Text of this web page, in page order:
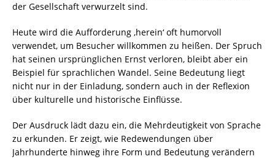
der Gesellschaft verwurzelt sind.
Heute wird die Aufforderung ‚herein‘ oft humorvoll
verwendet, um Besucher willkommen zu heißen. Der Spruch
hat seinen ursprünglichen Ernst verloren, bleibt aber ein
Beispiel für sprachlichen Wandel. Seine Bedeutung liegt
nicht nur in der Einladung, sondern auch in der Reflexion
über kulturelle und historische Einflüsse.
Der Ausdruck lädt dazu ein, die Mehrdeutigkeit von Sprache
zu erkunden. Er zeigt, wie Redewendungen über
Jahrhunderte hinweg ihre Form und Bedeutung verändern